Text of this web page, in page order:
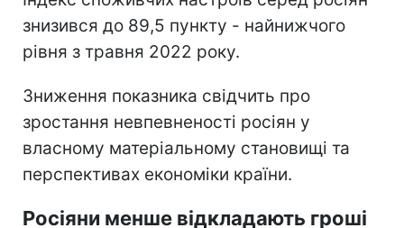
знизився до 89,5 пункту - найнижчого
рівня з травня 2022 року.
Зниження показника свідчить про
зростання невпевненості росіян у
власному матеріальному становищі та
перспективах економіки країни.
Росіяни менше відкладають гроші